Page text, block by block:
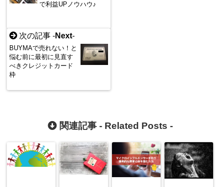
で利益UPノウハウ♪
次の記事 -Next-
BUYMAで売れない！と
悩む前に最初に見直す
べきクレジットカード
枠
関連記事 - Related Posts -